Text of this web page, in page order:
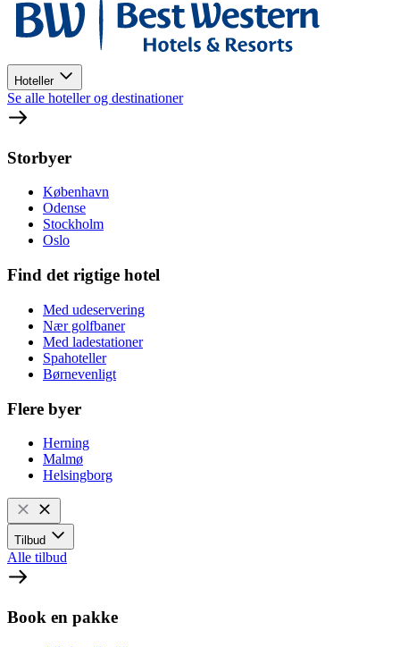
Hoteller
Se alle hoteller og destinationer
Storbyer
København
Odense
Stockholm
Oslo
Find det rigtige hotel
Med udeservering
Nær golfbaner
Med ladestationer
Spahoteller
Børnevenligt
Flere byer
Herning
Malmø
Helsingborg
Tilbud
Alle tilbud
Book en pakke